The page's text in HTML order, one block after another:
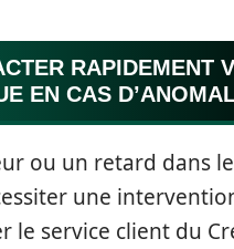
RAPIDEMENT
EN CAS
ou un retard dans
une
le service client du